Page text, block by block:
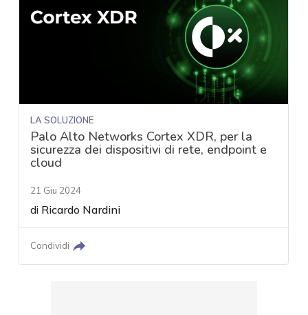
LA SOLUZIONE
Palo Alto Networks Cortex XDR, per la
sicurezza dei dispositivi di rete, endpoint e
cloud
21 Giu 2024
di Ricardo Nardini
Condividi